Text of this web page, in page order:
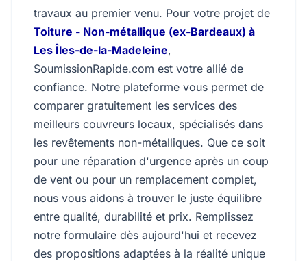
travaux au premier venu. Pour votre projet de
Toiture - Non-métallique (ex-Bardeaux) à
Les Îles-de-la-Madeleine,
SoumissionRapide.com est votre allié de
confiance. Notre plateforme vous permet de
comparer gratuitement les services des
meilleurs couvreurs locaux, spécialisés dans
les revêtements non-métalliques. Que ce soit
pour une réparation d'urgence après un coup
de vent ou pour un remplacement complet,
nous vous aidons à trouver le juste équilibre
entre qualité, durabilité et prix. Remplissez
notre formulaire dès aujourd'hui et recevez
des propositions adaptées à la réalité unique